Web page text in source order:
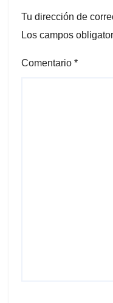
Tu dirección de
Los campos
Comentario *